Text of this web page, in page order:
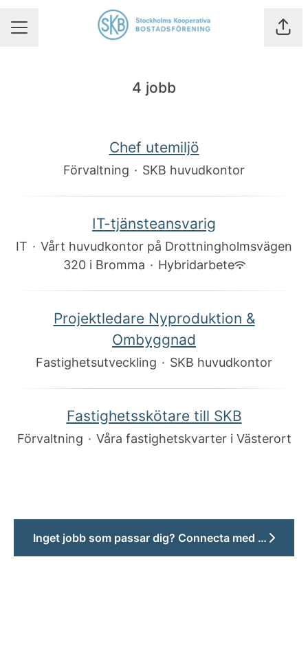
KARRIÄRMENY
4 jobb
Chef utemiljö
Förvaltning · SKB huvudkontor
IT-tjänsteansvarig
IT · Vårt huvudkontor på Drottningholmsvägen
320 i Bromma · Hybridarbete
Projektledare Nyproduktion &
Ombyggnad
Fastighetsutveckling · SKB huvudkontor
Fastighetsskötare till SKB
Förvaltning · Våra fastighetskvarter i Västerort
Inget jobb som passar dig? Connecta med oss!